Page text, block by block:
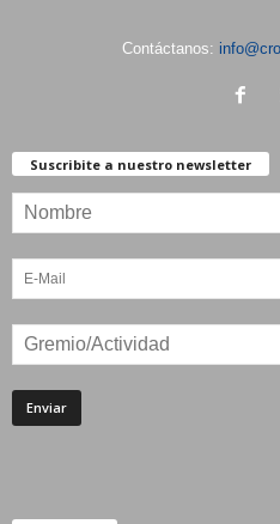
Contáctanos:
Suscribite a nuestro newsletter